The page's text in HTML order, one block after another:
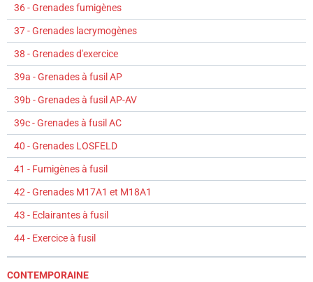
36 - Grenades fumigènes
37 - Grenades lacrymogènes
38 - Grenades d'exercice
39a - Grenades à fusil AP
39b - Grenades à fusil AP-AV
39c - Grenades à fusil AC
40 - Grenades LOSFELD
41 - Fumigènes à fusil
42 - Grenades M17A1 et M18A1
43 - Eclairantes à fusil
44 - Exercice à fusil
CONTEMPORAINE